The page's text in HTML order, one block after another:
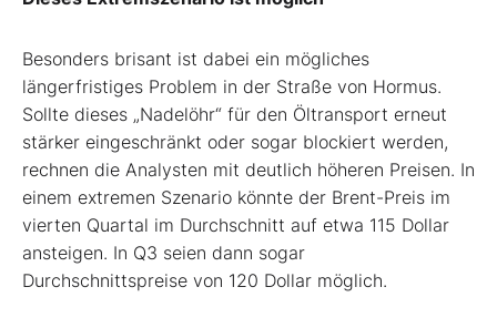
Besonders brisant ist dabei ein mögliches
längerfristiges Problem in der Straße von Hormus.
Sollte dieses „Nadelöhr“ für den Öltransport erneut
stärker eingeschränkt oder sogar blockiert werden,
rechnen die Analysten mit deutlich höheren Preisen. In
einem extremen Szenario könnte der Brent-Preis im
vierten Quartal im Durchschnitt auf etwa 115 Dollar
ansteigen. In Q3 seien dann sogar
Durchschnittspreise von 120 Dollar möglich.